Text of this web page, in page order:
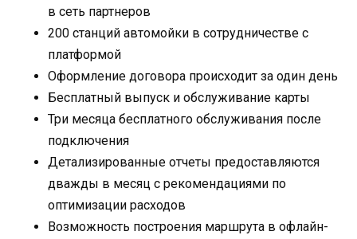
в сеть партнеров
200 станций автомойки в сотрудничестве с
платформой
Оформление договора происходит за один день
Бесплатный выпуск и обслуживание карты
Три месяца бесплатного обслуживания после
подключения
Детализированные отчеты предоставляются
дважды в месяц с рекомендациями по
оптимизации расходов
Возможность построения маршрута в офлайн-